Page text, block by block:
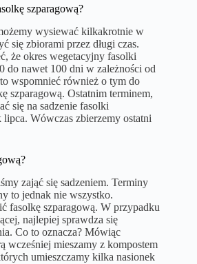
szparagową?
wysiewać kilkakrotnie w
się zbiorami przez długi czas.
że okres wegetacyjny fasolki
do nawet 100 dni w zależności od
wspomnieć również o tym do
szparagową. Ostatnim terminem,
się na sadzenie fasolki
lipca. Wówczas zbierzemy ostatni
zająć się sadzeniem. Terminy
to jednak nie wszystko.
fasolkę szparagową. W przypadku
najlepiej sprawdza się
Co to oznacza? Mówiąc
wcześniej mieszamy z kompostem
umieszczamy kilka nasionek